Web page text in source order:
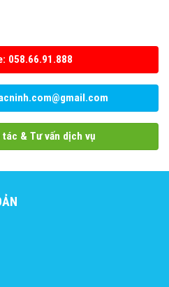
058.66.91.888
tác & Tư vấn dịch vụ